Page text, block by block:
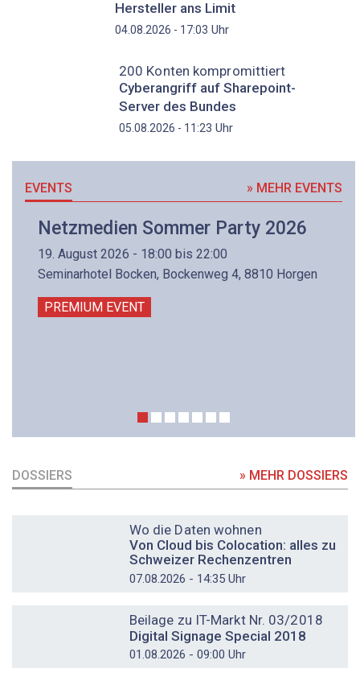
Hersteller ans Limit
04.08.2026 - 17:03 Uhr
200 Konten kompromittiert
Cyberangriff auf Sharepoint-
Server des Bundes
05.08.2026 - 11:23 Uhr
EVENTS » MEHR EVENTS
Netzmedien Sommer Party 2026
19. August 2026 - 18:00 bis 22:00
Seminarhotel Bocken, Bockenweg 4, 8810 Horgen
PREMIUM EVENT
DOSSIERS » MEHR DOSSIERS
Wo die Daten wohnen
Von Cloud bis Colocation: alles zu
Schweizer Rechenzentren
07.08.2026 - 14:35 Uhr
Beilage zu IT-Markt Nr. 03/2018
Digital Signage Special 2018
01.08.2026 - 09:00 Uhr